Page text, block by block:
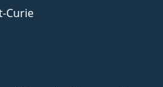
Curie